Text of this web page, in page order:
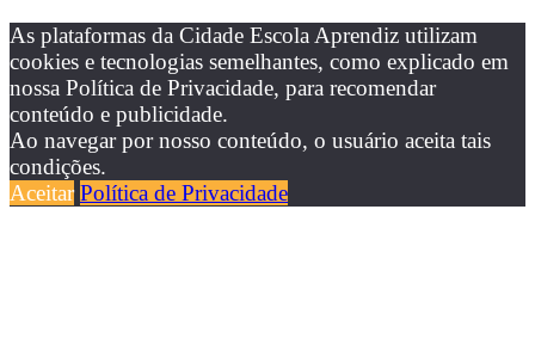
As plataformas da Cidade Escola Aprendiz utilizam
cookies e tecnologias semelhantes, como explicado em
nossa Política de Privacidade, para recomendar
conteúdo e publicidade.
Ao navegar por nosso conteúdo, o usuário aceita tais
condições.
Aceitar Política de Privacidade